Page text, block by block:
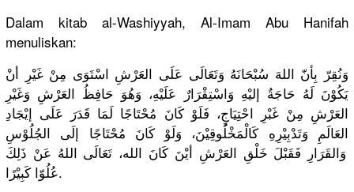
Dalam kitab al-Washiyyah, Al-Imam Abu Hanifah
menuliskan:
وَنُقِرّ بِأنّ اللهَ سُبْحَانَه ُ وَتَعَالَى عَلَى العَرْشِ اسْتَوَى مِنْ غَيْرِ أنْ
يَكُوْنَ لَهُ حَاجَةٌ إليْهِ وَاسْتِقْرَارٌ عَلَيْهِ، وَهُوَ حَافِظُ العَرْشِ وَغَيْرِ
العَرْشِ مِنْ غَبْرِ احْتِيَاجٍ، فَلَوْ كَانَ مُحْتَاجًا لَمَا قَدَرَ عَلَى إيْجَادِ
العَالَمِ وَتَدْبِيْرِهِ كَالْمَخْلُوقِيْنَ، وَلَوْ كَانَ مُحْتَاجًا إلَى الجُلُوْسِ
وَالقَرَار ِ فَقَبْلَ خَلْقِ العَرْشِ أيْنَ كَانَ الله، تَعَالَى اللهُ عَنْ ذَلِكَ
عُلُوّا كَبِيْرًا.